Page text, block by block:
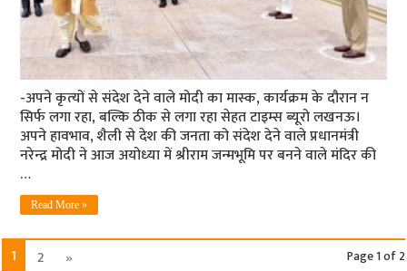
-अपने कृत्‍यों से संदेश देने वाले मोदी का मास्‍क, कार्यक्रम के दौरान न
सिर्फ लगा रहा, बल्कि ठीक से लगा रहा सेहत टाइम्‍स ब्‍यूरो लखनऊ।
अपने हावभाव, शैली से देश की जनता को संदेश देने वाले प्रधानमंत्री
नरेन्‍द्र मोदी ने आज अयोध्‍या में श्रीराम जन्‍मभूमि पर बनने वाले मंदिर की
…
Read More »
Page 1 of 2
1 2 »